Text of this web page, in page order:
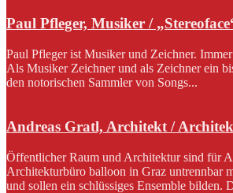
Paul Pfleger, Musiker /
Paul Pfleger ist Musiker und Zeichner.
Als Musiker Zeichner und als Zeichner ein
den notorischen Sammler von Songs...
Andreas Gratl, Architekt /
Öffentlicher Raum und Architektur sind für
Architekturbüro balloon in Graz untrennbar
und sollen ein schlüssiges Ensemble bilden.